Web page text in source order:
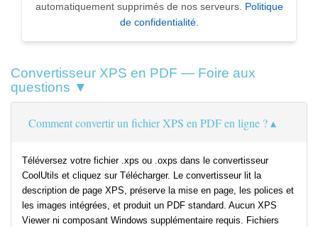
automatiquement supprimés de nos serveurs. Politique
de confidentialité.
Convertisseur XPS en PDF — Foire aux
questions ▼
Comment convertir un fichier XPS en PDF en ligne ?
Téléversez votre fichier .xps ou .oxps dans le convertisseur
CoolUtils et cliquez sur Télécharger. Le convertisseur lit la
description de page XPS, préserve la mise en page, les polices et
les images intégrées, et produit un PDF standard. Aucun XPS
Viewer ni composant Windows supplémentaire requis. Fichiers